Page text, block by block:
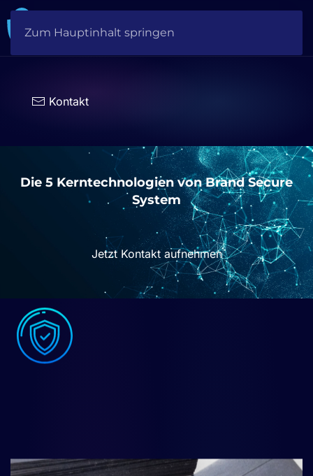
Zum Hauptinhalt springen
auswählen
Kontakt
Die 5 Kerntechnologien von Brand Secure
System
Jetzt Kontakt aufnehmen